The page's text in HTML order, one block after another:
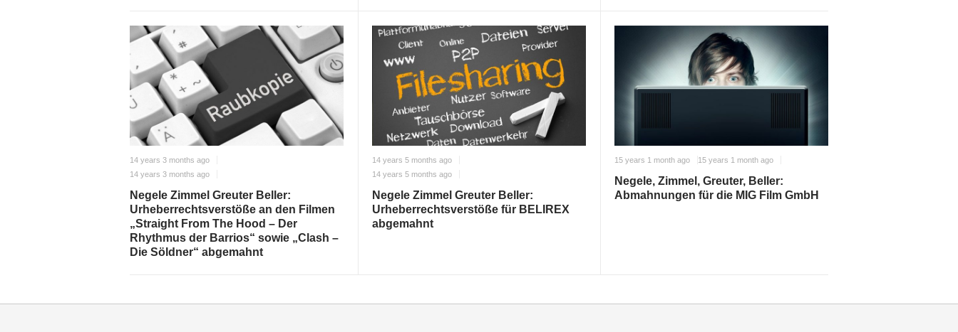
14 years 3 months ago
14 years 3 months ago
Negele Zimmel Greuter Beller:
Urheberrechtsverstöße an den Filmen
„Straight From The Hood – Der
Rhythmus der Barrios“ sowie „Clash –
Die Söldner“ abgemahnt
14 years 5 months ago
14 years 5 months ago
Negele Zimmel Greuter Beller:
Urheberrechtsverstöße für BELIREX
abgemahnt
15 years 1 month ago 15 years 1 month ago
Negele, Zimmel, Greuter, Beller:
Abmahnungen für die MIG Film GmbH